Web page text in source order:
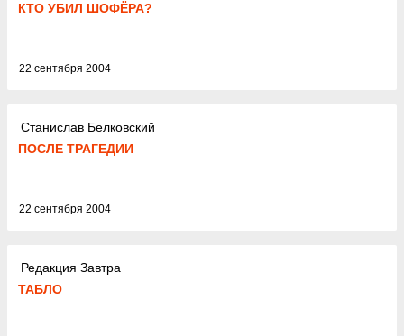
КТО УБИЛ ШОФЁРА?
22 сентября 2004
Станислав Белковский
ПОСЛЕ ТРАГЕДИИ
22 сентября 2004
Редакция Завтра
ТАБЛО